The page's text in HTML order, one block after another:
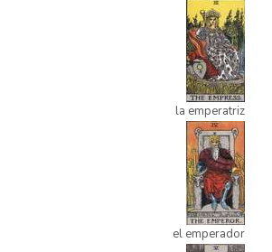
la emperatriz
el emperador